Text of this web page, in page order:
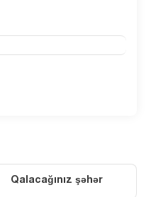
Qalacağınız şəhər